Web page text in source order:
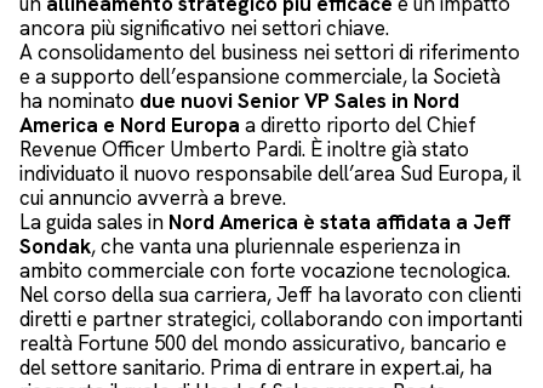
ancora più significativo nei settori chiave.
A consolidamento del business nei settori di riferimento
e a supporto dell’espansione commerciale, la Società
ha nominato due nuovi Senior VP Sales in Nord
America e Nord Europa a diretto riporto del Chief
Revenue Officer Umberto Pardi. È inoltre già stato
individuato il nuovo responsabile dell’area Sud Europa, il
cui annuncio avverrà a breve.
La guida sales in Nord America è stata affidata a Jeff
Sondak, che vanta una pluriennale esperienza in
ambito commerciale con forte vocazione tecnologica.
Nel corso della sua carriera, Jeff ha lavorato con clienti
diretti e partner strategici, collaborando con importanti
realtà Fortune 500 del mondo assicurativo, bancario e
del settore sanitario. Prima di entrare in expert.ai, ha